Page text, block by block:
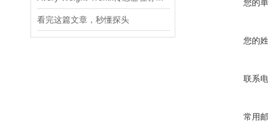
看完这篇文章，秒懂探头
您的
您的
联系
常用